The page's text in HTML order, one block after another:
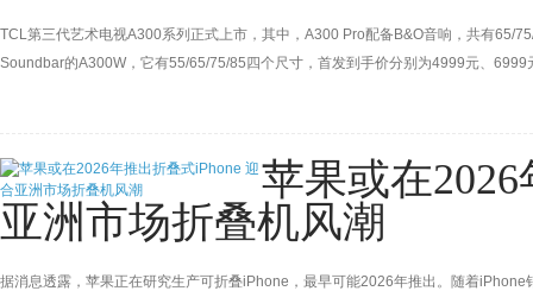
TCL第三代艺术电视A300系列正式上市，其中，A300 Pro配备B&O音响，共有65/
Soundbar的A300W，它有55/65/75/85四个尺寸，首发到手价分别为4999元、
苹果或在
亚洲市场折叠机风潮
据消息透露，苹果正在研究生产可折叠iPhone，最早可能2026年推出。随着